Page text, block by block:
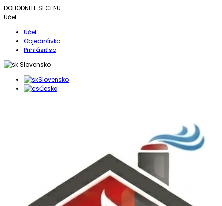
DOHODNITE SI CENU
Účet
Účet
Objednávka
Prihlásiť sa
Slovensko
Slovensko
Česko